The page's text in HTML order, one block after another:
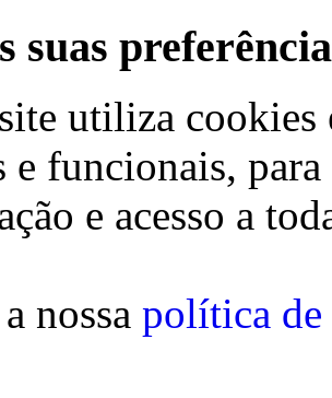
suas
utiliza cookies
e funcionais,
e acesso a
nossa política de